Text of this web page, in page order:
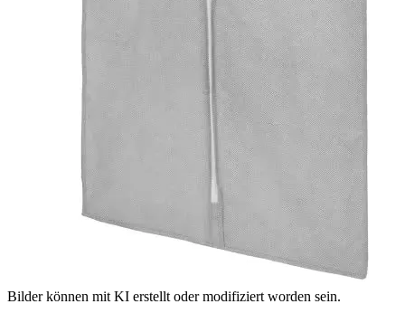
Bilder können mit KI erstellt oder modifiziert worden sein.